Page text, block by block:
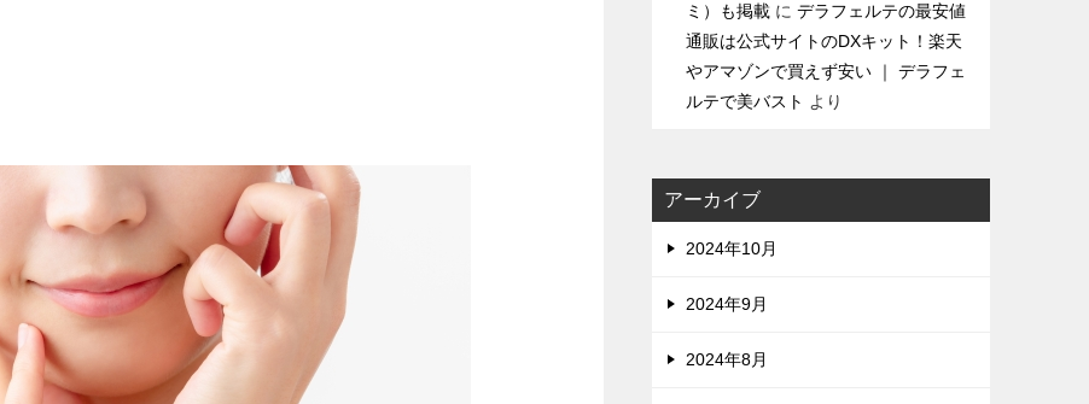
ミ）も掲載 に デラフェルテの最安値
通販は公式サイトのDXキット！楽天
やアマゾンで買えず安い ｜ デラフェ
ルテで美バスト より
アーカイブ
2024年10月
2024年9月
2024年8月